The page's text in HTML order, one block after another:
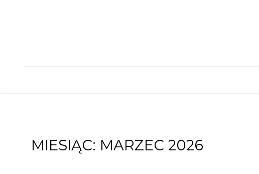
MIESIĄC: MARZEC 2026